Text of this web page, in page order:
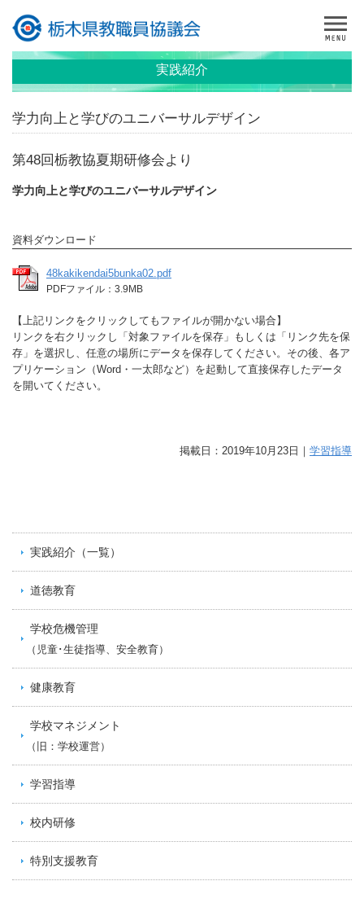
実践紹介
学力向上と学びのユニバーサルデザイン
第48回栃教協夏期研修会より
学力向上と学びのユニバーサルデザイン
資料ダウンロード
48kakikendai5bunka02.pdf
PDFファイル：3.9MB
【上記リンクをクリックしてもファイルが開かない場合】
リンクを右クリックし「対象ファイルを保存」もしくは「リンク先を保
存」を選択し、任意の場所にデータを保存してください。その後、各ア
プリケーション（Word・一太郎など）を起動して直接保存したデータ
を開いてください。
掲載日：2019年10月23日｜ 学習指導
実践紹介（一覧）
道徳教育
学校危機管理
（児童･生徒指導、安全教育）
健康教育
学校マネジメント
（旧：学校運営）
学習指導
校内研修
特別支援教育